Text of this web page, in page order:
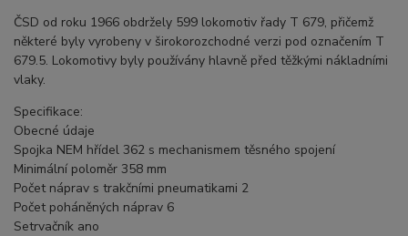
ČSD od roku 1966 obdržely 599 lokomotiv řady T 679, přičemž
některé byly vyrobeny v širokorozchodné verzi pod označením T
679.5. Lokomotivy byly používány hlavně před těžkými nákladními
vlaky.
Specifikace:
Obecné údaje
Spojka NEM hřídel 362 s mechanismem těsného spojení
Minimální poloměr 358 mm
Počet náprav s trakčními pneumatikami 2
Počet poháněných náprav 6
Setrvačník ano